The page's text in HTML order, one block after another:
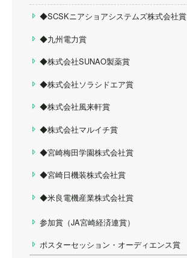
◆SCSKニアショアシステムズ株式会社賞
◆九州電力賞
◆株式会社SUNAO製薬賞
◆株式会社ソラシドエア賞
◆株式会社風来軒賞
◆株式会社マルイチ賞
◆宮崎梅田学園株式会社賞
◆宮崎日機装株式会社賞
◆米良電機産業株式会社賞
参加賞（JA宮崎経済連賞）
ポスターセッション・オーディエンス賞